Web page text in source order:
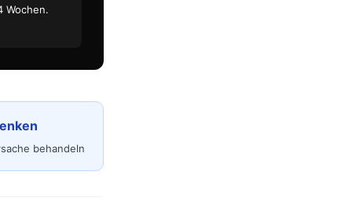
Wochen.
behandeln